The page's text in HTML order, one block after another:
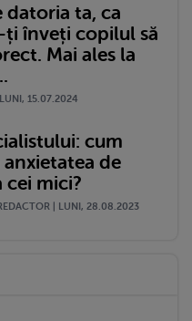
datoria ta, ca
ți înveți copilul să
Mai ales la
15.07.2024
cum
de
cei mici?
| LUNI, 28.08.2023